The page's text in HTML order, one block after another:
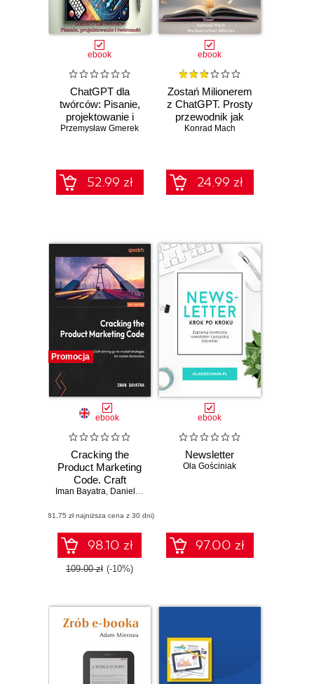
ebook
ChatGPT dla
twórców: Pisanie,
projektowanie i
twórczość
Przemysław Gmerek
52.99 zł
ebook
Zostań Milionerem
z ChatGPT. Prosty
przewodnik jak
osiągnąć sukces w
inteligencji
Konrad Mach
24.99 zł
Promocja
ebook
Cracking the
Product Marketing
Code. Craft
winning go-to-
for market
domination
Iman Bayatra, Daniel Kuperman
(81,75 zł najniższa cena z 30 dni)
98.10 zł
109.00 zł (-10%)
ebook
Newsletter
Ola Gościniak
97.00 zł